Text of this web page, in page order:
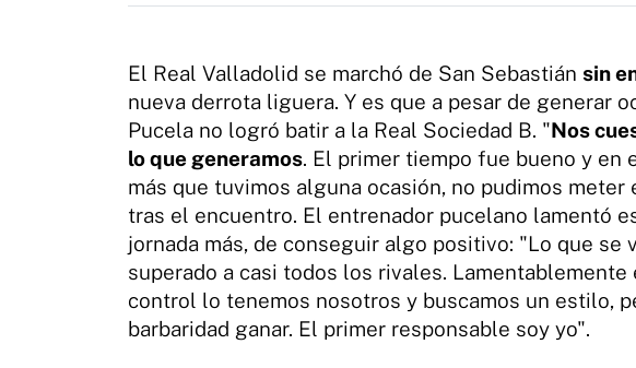
El Real Valladolid se marchó de San Sebastián sin
nueva derrota liguera. Y es que a pesar de generar
Pucela no logró batir a la Real Sociedad B. "Nos
lo que generamos. El primer tiempo fue bueno y en
más que tuvimos alguna ocasión, no pudimos meter
tras el encuentro. El entrenador pucelano lamentó
jornada más, de conseguir algo positivo: "Lo que se
superado a casi todos los rivales. Lamentablemente
control lo tenemos nosotros y buscamos un estilo,
barbaridad ganar. El primer responsable soy yo".